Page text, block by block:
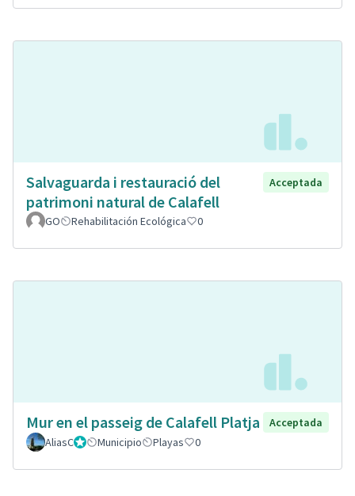
Salvaguarda i restauració del
patrimoni natural de Calafell
Acceptada
GO Rehabilitación Ecológica 0
Mur en el passeig de Calafell Platja
Acceptada
AliasCGestorMunicipio Playas 0